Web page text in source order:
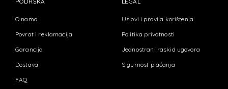
O nama
Povrat i reklamacija
Garancija
Dostava
FAQ
Uslovi i pravila korištenja
Politika privatnosti
Jednostrani raskid ugovora
Sigurnost plaćanja